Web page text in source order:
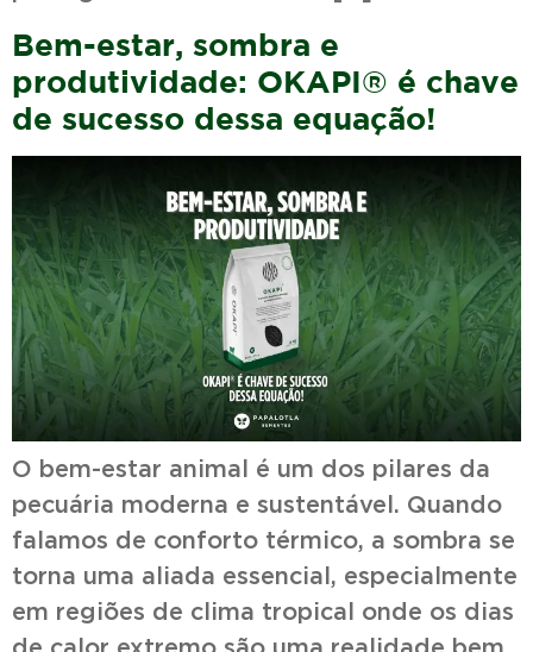
Bem-estar, sombra e
produtividade: OKAPI® é chave
de sucesso dessa equação!
O bem-estar animal é um dos pilares da
pecuária moderna e sustentável. Quando
falamos de conforto térmico, a sombra se
torna uma aliada essencial, especialmente
em regiões de clima tropical onde os dias